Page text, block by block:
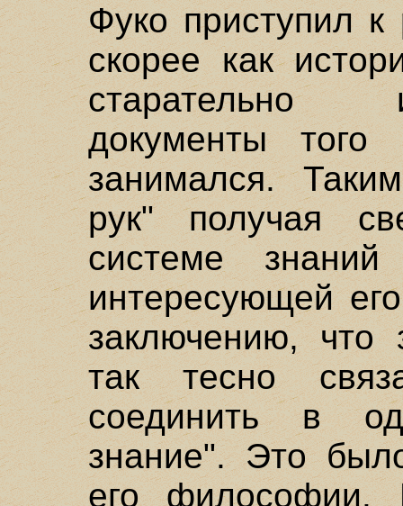
Фуко приступил
скорее как
старательно
документы
занимался.
рук" получая
системе
интересующей
заключению, что
так тесно
соединить в
знание". Это
его